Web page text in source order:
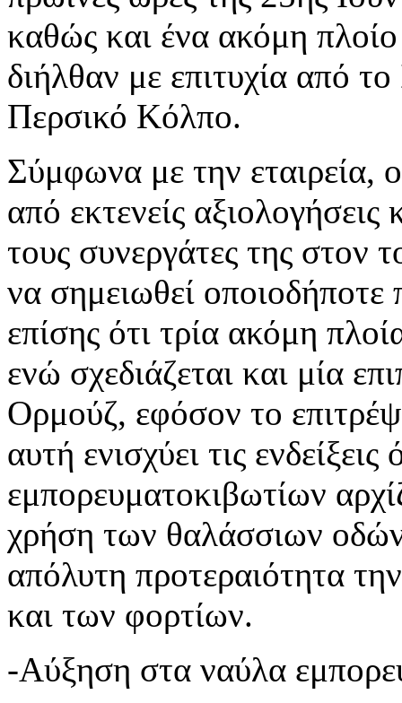
καθώς και ένα ακόμη πλοίο
διήλθαν με επιτυχία από
Περσικό Κόλπο.
Σύμφωνα με την εταιρεία,
από εκτενείς
τους συνεργάτες της στον
να σημειωθεί
επίσης ότι τρία ακόμη
ενώ σχεδιάζεται και μία
Ορμούζ, εφόσον το
αυτή ενισχύει τις
εμπορευματοκιβωτίων
χρήση των θαλάσσιων
απόλυτη προτεραιότητα
και των φορτίων.
-Αύξηση στα ναύλα